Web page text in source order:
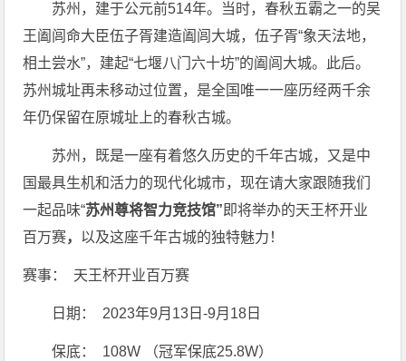
苏州，建于公元前514年。当时，春秋五霸之一的吴
王阖闾命大臣伍子胥建造阖闾大城，伍子胥“象天法地，
相土尝水”，建起“七堰八门六十坊”的阖闾大城。此后。
苏州城址再未移动过位置，是全国唯一一座历经两千余
年仍保留在原城址上的春秋古城。
苏州，既是一座有着悠久历史的千年古城，又是中
国最具生机和活力的现代化城市，现在请大家跟随我们
一起品味“苏州尊将智力竞技馆”即将举办的天王杯开业
百万赛， 以及这座千年古城的独特魅力！
赛事： 天王杯开业百万赛
日期： 2023年9月13日-9月18日
保底： 108W （冠军保底25.8W）